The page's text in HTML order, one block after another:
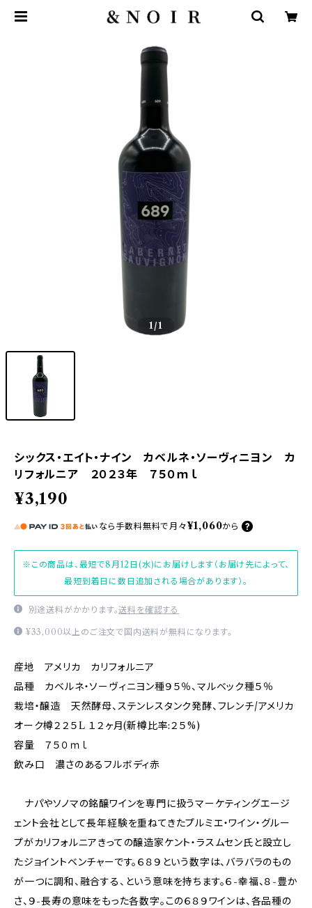
1/1
シックス・エイト・ナイン カベルネ・ソーヴィニヨン カ
リフォルニア ２０２３年 ７５０ｍｌ
¥3,190
なら 手数料無料で 月々¥1,060から
※この商品は、最短で8月12日(水)にお届けします（お届け先によって、
最短到着日に数日追加される場合があります）。
別途送料がかかります。送料を確認する
¥33,000以上のご注文で国内送料が無料になります。
産地 アメリカ カリフォルニア
品種 カベルネ・ソーヴィニヨン種９５％、マルベック種５％
栽培・醸造 天然酵母、ステンレスタンク発酵、フレンチ/アメリカ
オーク樽２２５L １２ヶ月(新樽比率:２５%)
容量 ７５０ｍｌ
飲み口 濃さのあるフルボディ赤
ナパやソノマの銘醸ワインを専門に扱うマーケティングエージ
ェント会社として長年経験を重ねてきたプルミエ・ワイン・グルー
プがカリフォルニアきっての醸造家ケント・ラスムセン氏と設立し
たジョイントベンチャーです。６８９という数字は、バラバラのもの
が一つに調和、融合する、という意味を持ちます。６-幸福、８-豊か
さ、９-長寿の意味をもった各数字。この６８９ワインは、各品種の